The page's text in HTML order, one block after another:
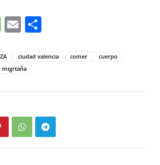
WhatsApp
Email
ciudad valencia comer
cuerpo
migrtaña